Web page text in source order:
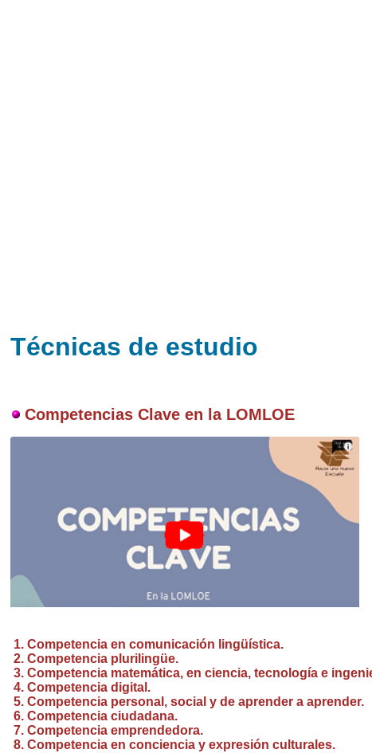
Técnicas de estudio
Competencias Clave en la LOMLOE
1. Competencia en comunicación lingüística.
2.Competencia plurilingüe.
3.Competencia matemática, en ciencia, tecnología e
4.Competenciadigital.
5.Competencia personal, social y de aprender a aprender.
6.Competenciaciudadana.
7.Competenciaemprendedora.
8.Competenciaen conciencia y expresión culturales.